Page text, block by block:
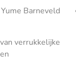
Barneveld
verrukkelijke